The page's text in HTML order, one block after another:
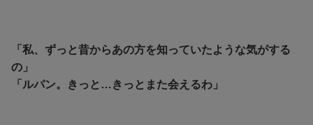
「私、ずっと昔からあの方を知っていたような気がする
の」
「ルパン。きっと…きっとまた会えるわ」